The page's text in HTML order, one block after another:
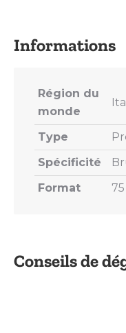
Conseils de
Région du
monde
Type
Spécificité
Format
75